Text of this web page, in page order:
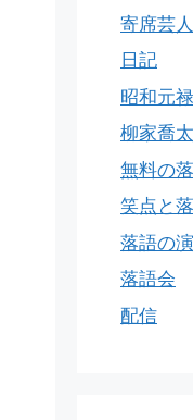
寄席芸
日記
昭和元
柳家喬
無料の
笑点と
落語の
落語会
配信